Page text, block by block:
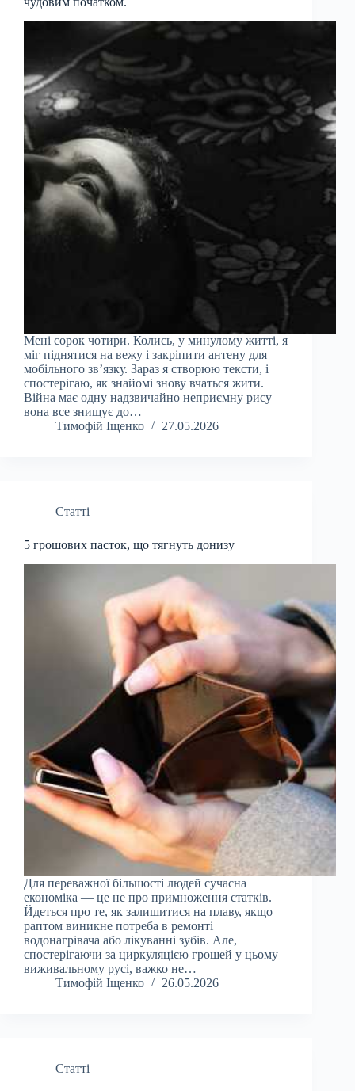
Мені сорок чотири. Колись, у минулому житті, я
міг піднятися на вежу і закріпити антену для
мобільного зв’язку. Зараз я створюю тексти, і
спостерігаю, як знайомі знову вчаться жити.
Війна має одну надзвичайно неприємну рису —
вона все знищує до…
Тимофій Іщенко
27.05.2026
Статті
5 грошових пасток, що тягнуть донизу
Для переважної більшості людей сучасна
економіка — це не про примноження статків.
Йдеться про те, як залишитися на плаву, якщо
раптом виникне потреба в ремонті
водонагрівача або лікуванні зубів. Але,
спостерігаючи за циркуляцією грошей у цьому
виживальному русі, важко не…
Тимофій Іщенко
26.05.2026
Статті